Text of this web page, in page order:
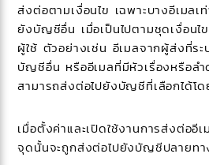
ส่งต่อตามเงื่อนไข เฉพาะบางอีเมลเ
ยังบัญชีอื่น เมื่อเป็นไปตามชุดเงื่อนไ
ผู้ใช้ ตัวอย่างเช่น อีเมลจากผู้ส่งที่ร
บัญชีอื่น หรืออีเมลที่มีหัวเรื่องหรือล
สามารถส่งต่อไปยังบัญชีที่เลือกได้โ
เมื่อตั้งค่าและเปิดใช้งานการส่งต่ออี
จุดนั้นจะถูกส่งต่อไปยังบัญชีปลายทา